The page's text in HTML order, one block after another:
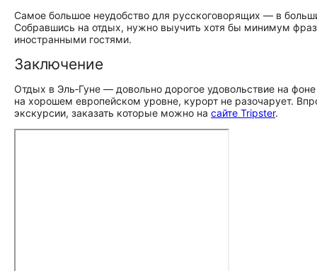
Самое большое неудобство для русскоговорящих — в
Собравшись на отдых, нужно выучить хотя бы минимум
иностранными гостями.
Заключение
Отдых в Эль‑Гуне — довольно дорогое удовольствие на
на хорошем европейском уровне, курорт не разочарует.
экскурсии, заказать которые можно на сайте Tripster.